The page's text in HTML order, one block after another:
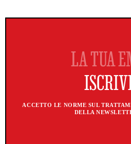
ACCETTO LE NORME SUL
DELLA